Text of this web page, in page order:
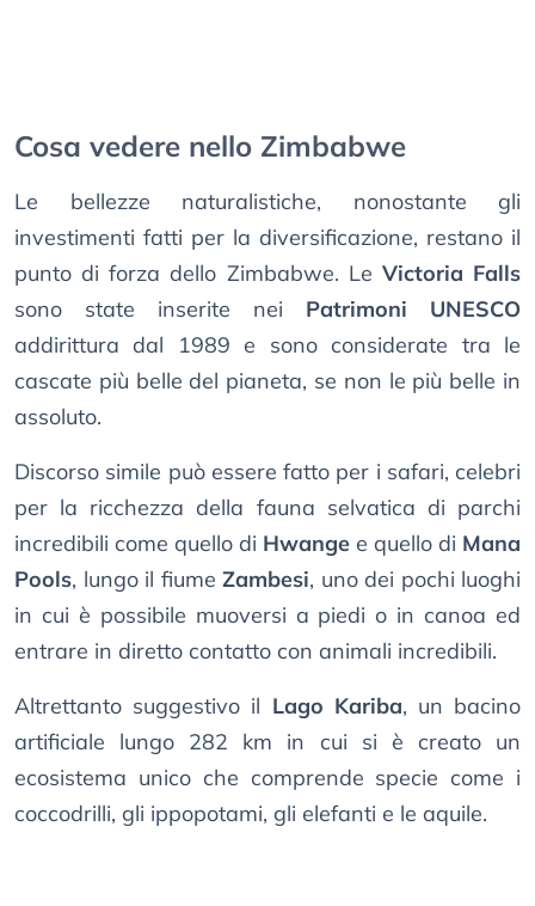
Cosa vedere nello Zimbabwe
Le bellezze naturalistiche, nonostante gli
investimenti fatti per la diversificazione, restano il
punto di forza dello Zimbabwe. Le Victoria Falls
sono state inserite nei Patrimoni UNESCO
addirittura dal 1989 e sono considerate tra le
cascate più belle del pianeta, se non le più belle in
assoluto.
Discorso simile può essere fatto per i safari, celebri
per la ricchezza della fauna selvatica di parchi
incredibili come quello di Hwange e quello di Mana
Pools, lungo il fiume Zambesi, uno dei pochi luoghi
in cui è possibile muoversi a piedi o in canoa ed
entrare in diretto contatto con animali incredibili.
Altrettanto suggestivo il Lago Kariba, un bacino
artificiale lungo 282 km in cui si è creato un
ecosistema unico che comprende specie come i
coccodrilli, gli ippopotami, gli elefanti e le aquile.